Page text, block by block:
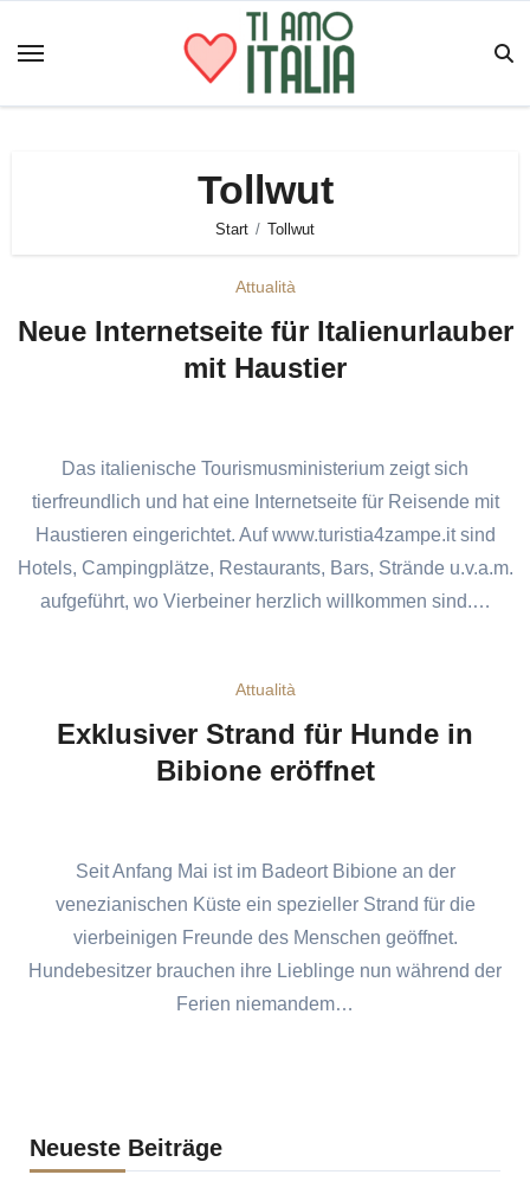
Inhalt
Tollwut
Start Tollwut
Attualità
Neue Internetseite für Italienurlauber
mit Haustier
Das italienische Tourismusministerium zeigt sich
tierfreundlich und hat eine Internetseite für Reisende mit
Haustieren eingerichtet. Auf www.turistia4zampe.it sind
Hotels, Campingplätze, Restaurants, Bars, Strände u.v.a.m.
aufgeführt, wo Vierbeiner herzlich willkommen sind.…
Attualità
Exklusiver Strand für Hunde in
Bibione eröffnet
Seit Anfang Mai ist im Badeort Bibione an der
venezianischen Küste ein spezieller Strand für die
vierbeinigen Freunde des Menschen geöffnet.
Hundebesitzer brauchen ihre Lieblinge nun während der
Ferien niemandem…
Neueste Beiträge